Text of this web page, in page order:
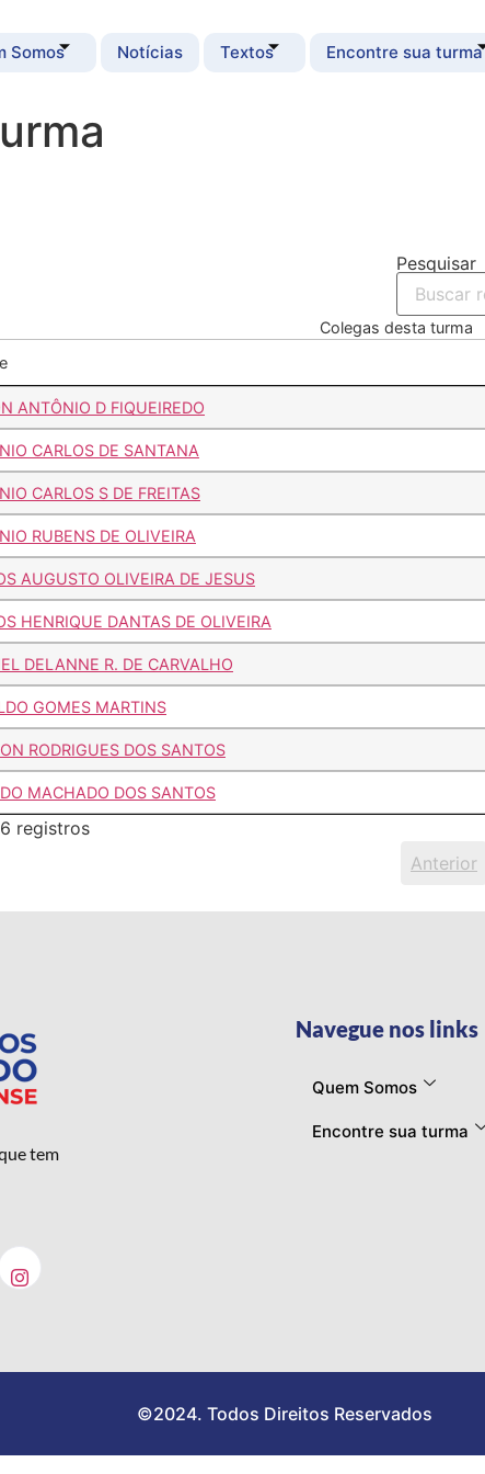
Somos Notícias Textos Encontre sua turma
Pesquisar
Colegas desta turma
ANTÔNIO D FIQUEIREDO
CARLOS DE SANTANA
CARLOS S DE FREITAS
RUBENS DE OLIVEIRA
AUGUSTO OLIVEIRA DE JESUS
HENRIQUE DANTAS DE OLIVEIRA
DELANNE R. DE CARVALHO
GOMES MARTINS
RODRIGUES DOS SANTOS
MACHADO DOS SANTOS
registros
Anterior
tem
Navegue nos links
Quem Somos
Encontre sua turma
©2024. Todos Direitos Reservados